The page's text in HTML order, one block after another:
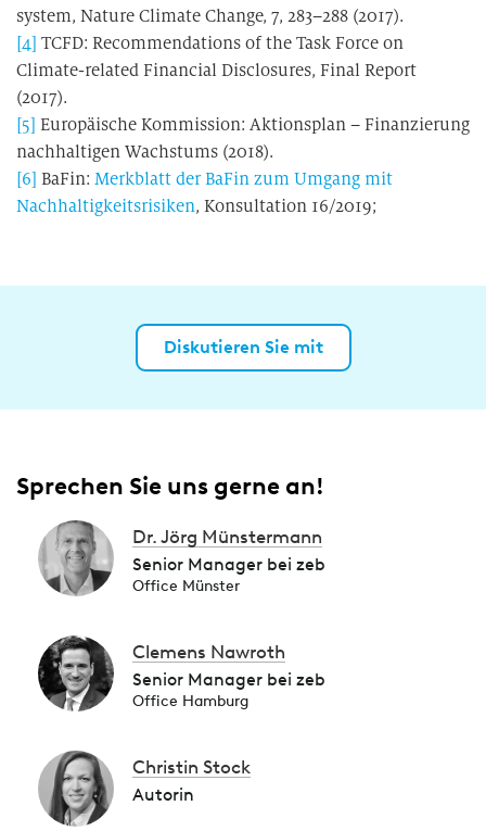
system, Nature Climate Change, 7, 283–288 (2017).
[4] TCFD: Recommendations of the Task Force on
Climate-related Financial Disclosures, Final Report
(2017).
[5] Europäische Kommission: Aktionsplan – Finanzierung
nachhaltigen Wachstums (2018).
[6] BaFin: Merkblatt der BaFin zum Umgang mit
Nachhaltigkeitsrisiken, Konsultation 16/2019;
Diskutieren Sie mit
Sprechen Sie uns gerne an!
Dr. Jörg Münstermann
Senior Manager bei zeb
Office Münster
Clemens Nawroth
Senior Manager bei zeb
Office Hamburg
Christin Stock
Autorin